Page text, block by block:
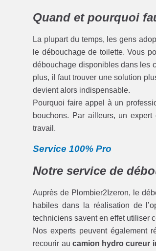
Quand et pourquoi
La plupart du temps, les gens
le débouchage de toilette. Vous
débouchage disponibles dans les
plus, il faut trouver une solution
devient alors indispensable.
Pourquoi faire appel à un
bouchons. Par ailleurs, un
travail.
Service 100% Pro
Notre service de
Auprès de Plombier2Izeron, le
habiles dans la réalisation de
techniciens savent en effet utiliser
Nos experts peuvent également
recourir au camion hydro cureur